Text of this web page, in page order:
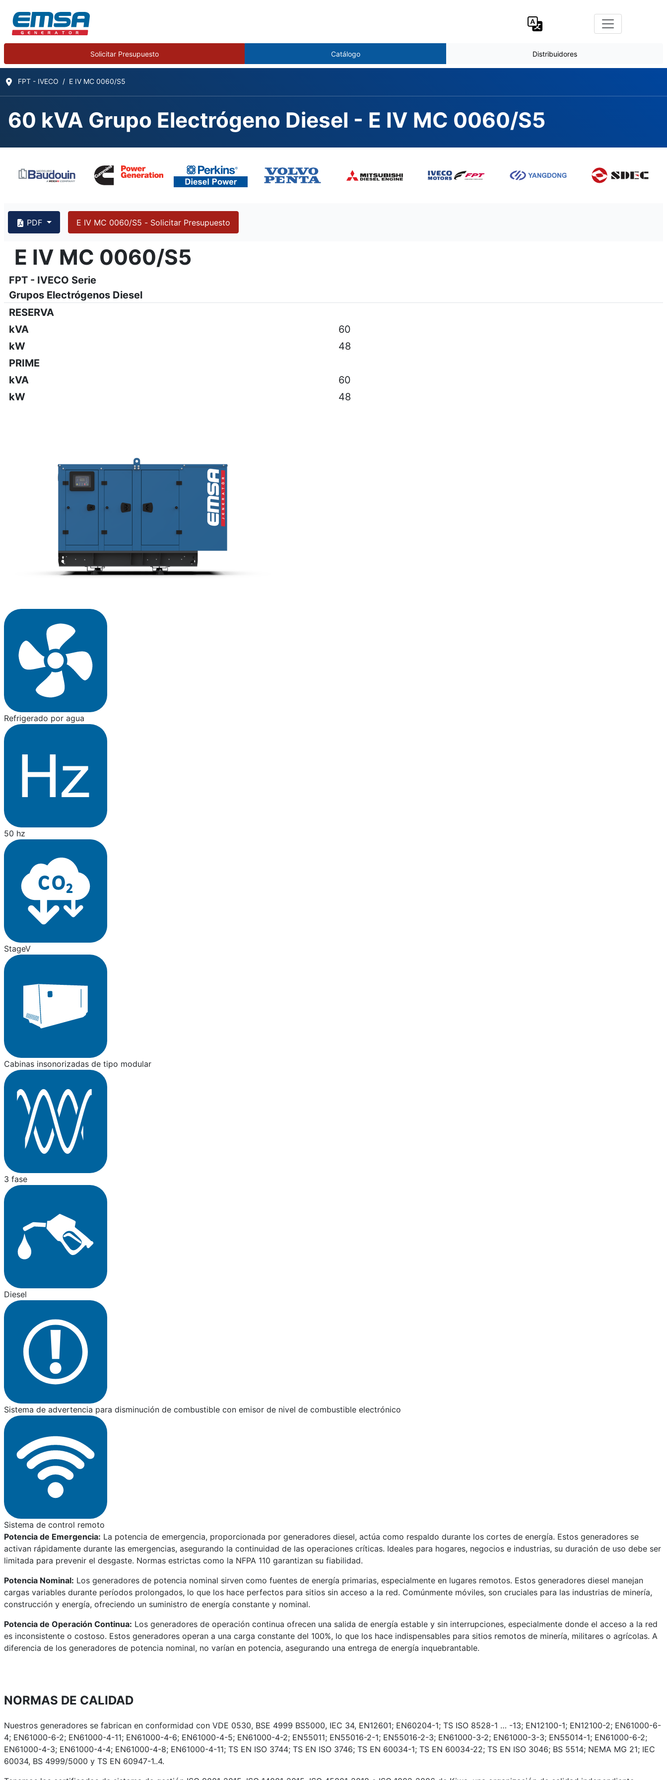
Solicitar Presupuesto Catálogo Distribuidores
FPT - IVECO E IV MC 0060/S5
60 kVA Grupo Electrógeno Diesel - E IV MC 0060/S5
PDF E IV MC 0060/S5 - Solicitar Presupuesto
{PAGENO}
info@emsa.gen.tr |www.emsa.gen.tr
E IV MC 0060/S5
E IV MC 0060/S5
FPT - IVECO Serie
Grupos Electrógenos Diesel
RESERVA
kVA
60
kW
48
PRIME
kVA
60
kW
48
Refrigerado por agua
50 hz
StageV
Cabinas insonorizadas de tipo modular
3 fase
Diesel
Sistema de advertencia para disminución de combustible con emisor de nivel de combustible electrónico
Sistema de control remoto
Potencia de Emergencia: La potencia de emergencia, proporcionada por generadores diesel, actúa como respaldo durante los cortes de energía. Estos generadores se
activan rápidamente durante las emergencias, asegurando la continuidad de las operaciones críticas. Ideales para hogares, negocios e industrias, su duración de uso debe ser
limitada para prevenir el desgaste. Normas estrictas como la NFPA 110 garantizan su fiabilidad.
Potencia Nominal: Los generadores de potencia nominal sirven como fuentes de energía primarias, especialmente en lugares remotos. Estos generadores diesel manejan
cargas variables durante períodos prolongados, lo que los hace perfectos para sitios sin acceso a la red. Comúnmente móviles, son cruciales para las industrias de minería,
construcción y energía, ofreciendo un suministro de energía constante y nominal.
Potencia de Operación Continua: Los generadores de operación continua ofrecen una salida de energía estable y sin interrupciones, especialmente donde el acceso a la red
es inconsistente o costoso. Estos generadores operan a una carga constante del 100%, lo que los hace indispensables para sitios remotos de minería, militares o agrícolas. A
diferencia de los generadores de potencia nominal, no varían en potencia, asegurando una entrega de energía inquebrantable.
NORMAS DE CALIDAD
Nuestros generadores se fabrican en conformidad con VDE 0530, BSE 4999 BS5000, IEC 34, EN12601; EN60204-1; TS ISO 8528-1 … -13; EN12100-1; EN12100-2; EN61000-6-
4; EN61000-6-2; EN61000-4-11; EN61000-4-6; EN61000-4-5; EN61000-4-2; EN55011; EN55016-2-1; EN55016-2-3; EN61000-3-2; EN61000-3-3; EN55014-1; EN61000-6-2;
EN61000-4-3; EN61000-4-4; EN61000-4-8; EN61000-4-11; TS EN ISO 3744; TS EN ISO 3746; TS EN 60034-1; TS EN 60034-22; TS EN ISO 3046; BS 5514; NEMA MG 21; IEC
60034, BS 4999/5000 y TS EN 60947-1..4.